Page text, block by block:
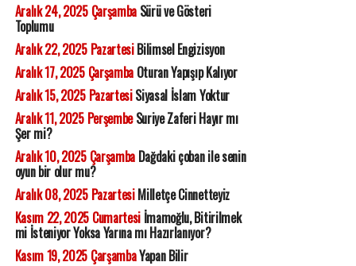
Aralık 24, 2025 ÇarşambaSürü ve Gösteri
Toplumu
Aralık 22, 2025 PazartesiBilimsel Engizisyon
Aralık 17, 2025 ÇarşambaOturan Yapışıp Kalıyor
Aralık 15, 2025 PazartesiSiyasal İslam Yoktur
Aralık 11, 2025 PerşembeSuriye Zaferi Hayır mı
Şer mi?
Aralık 10, 2025 ÇarşambaDağdaki çoban ile senin
oyun bir olur mu?
Aralık 08, 2025 PazartesiMilletçe Cinnetteyiz
Kasım 22, 2025 Cumartesiİmamoğlu, Bitirilmek
mi İsteniyor Yoksa Yarına mı Hazırlanıyor?
Kasım 19, 2025 ÇarşambaYapan Bilir